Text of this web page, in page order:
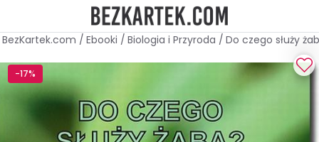
BezKartek.com / Ebooki / Biologia i Przyroda / Do czego służy
-17%